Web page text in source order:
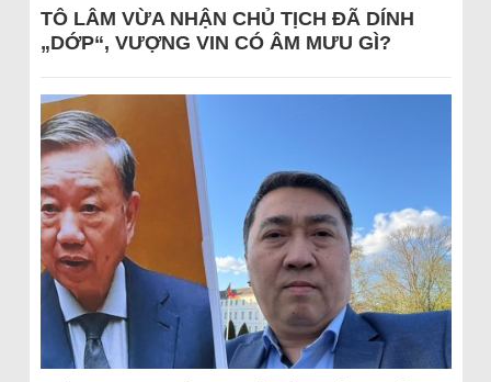
TÔ LÂM VỪA NHẬN CHỦ TỊCH ĐÃ DÍNH
„DỚP“, VƯỢNG VIN CÓ ÂM MƯU GÌ?